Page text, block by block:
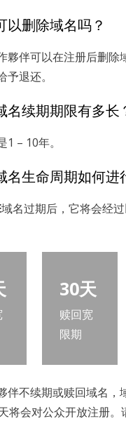
以删除域名吗？
夥伴可以在注册后删除
予退还。
名续期期限有多长
– 10年。
名生命周期如何进
域名过期后，它将会经
30天
赎回宽
限期
伴不续期或赎回域名，
将会对公众开放注册。